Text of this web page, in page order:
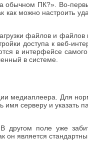
обычном ПК?». Во-
как можно настроить
файлов и файлов
доступа к веб-
в интерфейсе
в системе.
медиаплеера. Для
имя серверу и
другом поле уже
он является